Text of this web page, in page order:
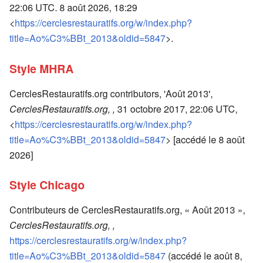
22:06 UTC. 8 août 2026, 18:29
<https://cerclesrestauratifs.org/w/index.php?
title=Ao%C3%BBt_2013&oldid=5847>.
Style MHRA
CerclesRestauratifs.org contributors, 'Août 2013',
CerclesRestauratifs.org, , 31 octobre 2017, 22:06 UTC,
<https://cerclesrestauratifs.org/w/index.php?
title=Ao%C3%BBt_2013&oldid=5847> [accédé le 8 août
2026]
Style Chicago
Contributeurs de CerclesRestauratifs.org, « Août 2013 »,
CerclesRestauratifs.org, ,
https://cerclesrestauratifs.org/w/index.php?
title=Ao%C3%BBt_2013&oldid=5847 (accédé le août 8,